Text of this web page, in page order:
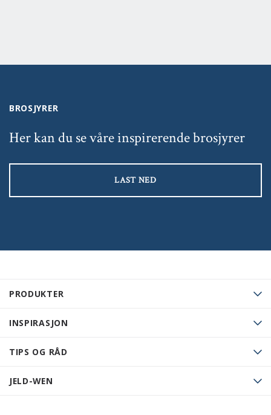
PRODUKTER
INSPIRASJON
TIPS OG RÅD
JELD-WEN
BROSJYRER
Her kan du se våre inspirerende brosjyrer
LAST NED